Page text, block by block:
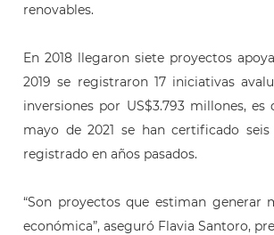
renovables.
En 2018 llegaron siete proyectos
2019 se registraron 17 iniciativas
inversiones por US$3.793 millones,
mayo de 2021 se han certificado
registrado en años pasados.
“Son proyectos que estiman generar
económica”, aseguró Flavia Santoro,